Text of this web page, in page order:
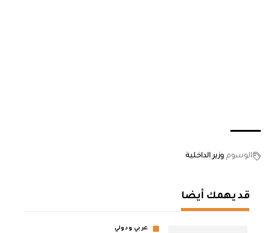
الوسوم وزير الداخلية
قد يهمك أيضا
عربي ودولي